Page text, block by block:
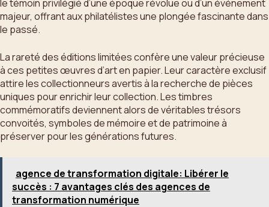
le témoin privilégié d’une époque révolue ou d’un événement
majeur, offrant aux philatélistes une plongée fascinante dans
le passé.
La rareté des éditions limitées confère une valeur précieuse
à ces petites œuvres d’art en papier. Leur caractère exclusif
attire les collectionneurs avertis à la recherche de pièces
uniques pour enrichir leur collection. Les timbres
commémoratifs deviennent alors de véritables trésors
convoités, symboles de mémoire et de patrimoine à
préserver pour les générations futures.
agence de transformation digitale: Libérer le
succès : 7 avantages clés des agences de
transformation numérique